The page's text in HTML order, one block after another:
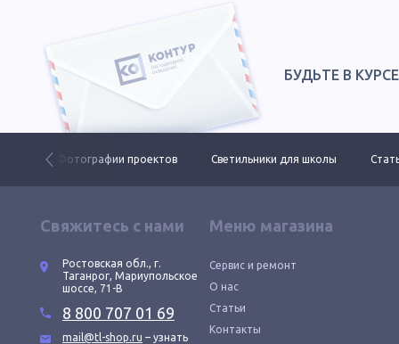
БУДЬТЕ В
Фотографии проектов Светильники для школы
Свяжитесь с нами
Ростовская обл., г.
Таганрог, Мариупольское
шоссе, 71-В
8 800 707 01 69
mail@tl-shop.ru – узнать
Меню магазина
Сервис и ремонт
О нас
Статьи
Контакты